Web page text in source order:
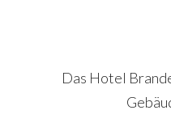
Das Hotel